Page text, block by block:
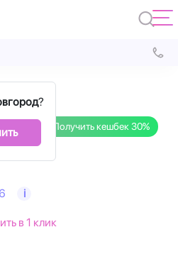
?
Получить кешбек 30%
i
в 1 клик